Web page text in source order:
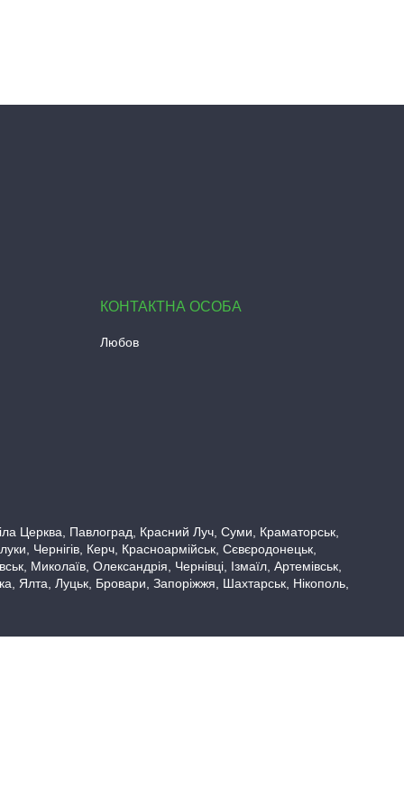
Любов
Церква, Павлоград, Красний Луч, Суми, Краматорськ,
Чернігів, Керч, Красноармійськ, Сєвєродонецьк,
Миколаїв, Олександрія, Чернівці, Ізмаїл, Артемівськ,
Ялта, Луцьк, Бровари, Запоріжжя, Шахтарськ, Нікополь,